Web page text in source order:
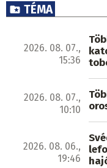
TÉMA
2026. 08. 07.,
15:36
2026. 08. 07.,
10:10
2026. 08. 06.,
19:46